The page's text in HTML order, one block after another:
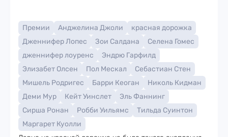
Премии Анджелина Джоли
красная дорожка
Дженнифер Лопес
Зои Салдана
Селена Гомес
дженнифер лоуренс
Эндрю Гарфилд
Элизабет Олсен
Пол Мескал
Себастиан Стен
Мишель Родригес
Барри Кеоган
Николь Кидман
Деми Мур
Кейт Уинслет
Эль Фаннинг
Сирша Ронан
Робби Уильямс
Тильда Суинтон
Маргарет Куолли